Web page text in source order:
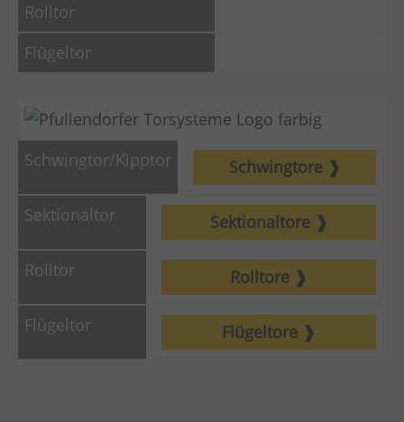
Schwingtore
Sektionaltore
Rolltore
Flügeltore